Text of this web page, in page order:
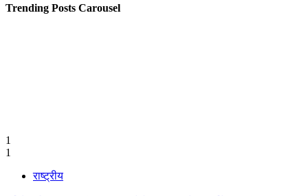
Trending Posts Carousel
1
1
राष्ट्रीय